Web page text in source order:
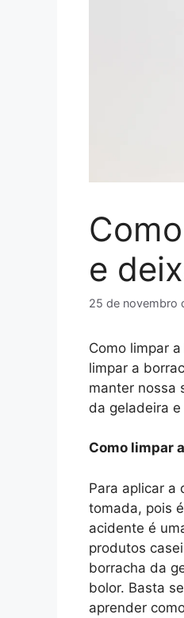
e
25 de novembro
Como limpar
limpar a
manter nossa
da geladeira
Como limpar
Para aplicar a
tomada, pois
acidente é
produtos
borracha da
bolor. Basta
aprender